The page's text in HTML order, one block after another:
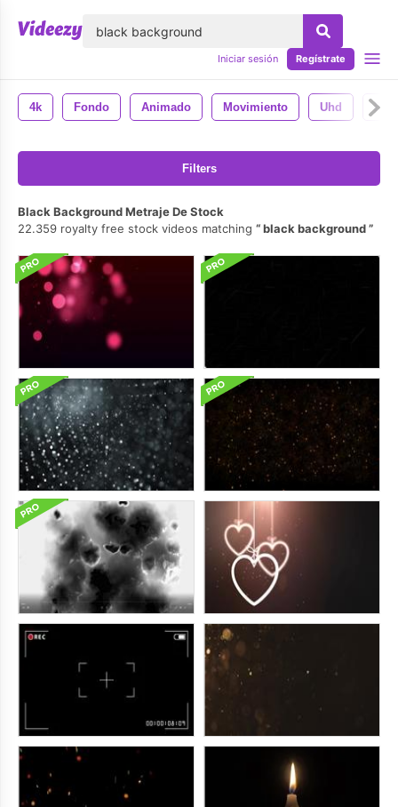
Iniciar sesión Regístrate
4k Fondo Animado Movimiento Uhd
Filters
Black Background Metraje De Stock
22.359 royalty free stock videos matching
black background